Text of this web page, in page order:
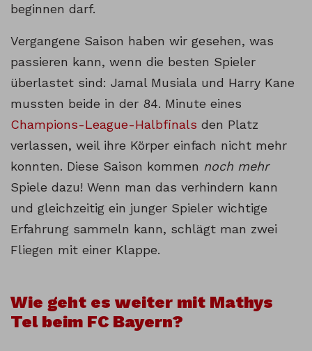
beginnen darf.
Vergangene Saison haben wir gesehen, was
passieren kann, wenn die besten Spieler
überlastet sind: Jamal Musiala und Harry Kane
mussten beide in der 84. Minute eines
Champions-League-Halbfinals den Platz
verlassen, weil ihre Körper einfach nicht mehr
konnten. Diese Saison kommen noch mehr
Spiele dazu! Wenn man das verhindern kann
und gleichzeitig ein junger Spieler wichtige
Erfahrung sammeln kann, schlägt man zwei
Fliegen mit einer Klappe.
Wie geht es weiter mit Mathys
Tel beim FC Bayern?